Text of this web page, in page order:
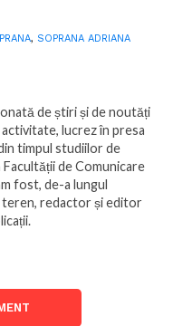
, SOPRANA ADRIANA
de știri și de noutăți
lucrez în presa
timpul studiilor de
de Comunicare
fost, de-a lungul
redactor și editor